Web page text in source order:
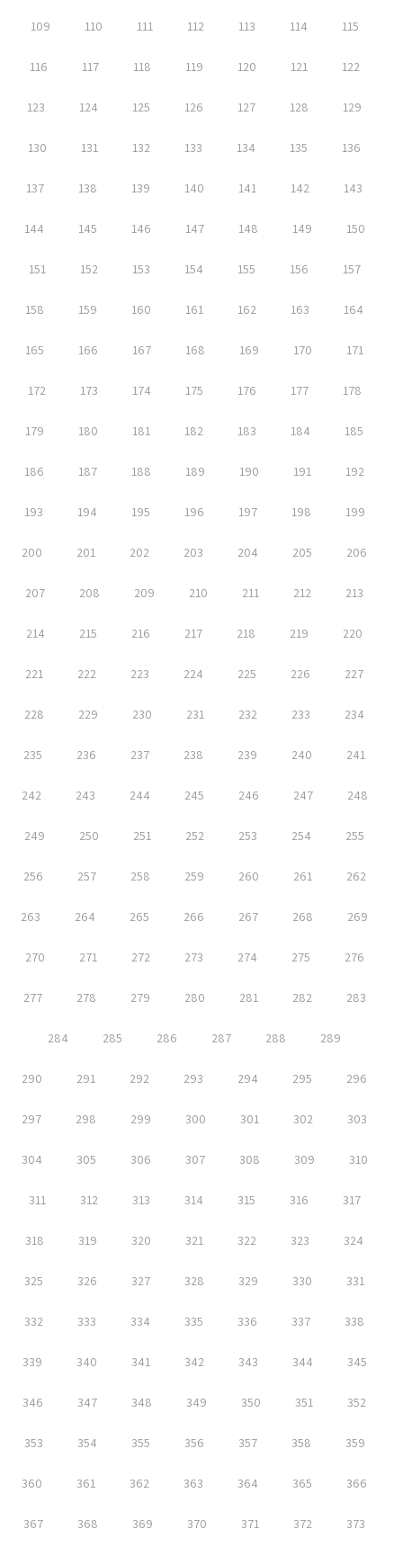
109 110 111 112 113 114 115
116 117 118 119 120 121 122
123 124 125 126 127 128 129
130 131 132 133 134 135 136
137 138 139 140 141 142 143
144 145 146 147 148 149 150
151 152 153 154 155 156 157
158 159 160 161 162 163 164
165 166 167 168 169 170 171
172 173 174 175 176 177 178
179 180 181 182 183 184 185
186 187 188 189 190 191 192
193 194 195 196 197 198 199
200 201 202 203 204 205 206
207 208 209 210 211 212 213
214 215 216 217 218 219 220
221 222 223 224 225 226 227
228 229 230 231 232 233 234
235 236 237 238 239 240 241
242 243 244 245 246 247 248
249 250 251 252 253 254 255
256 257 258 259 260 261 262
263 264 265 266 267 268 269
270 271 272 273 274 275 276
277 278 279 280 281 282 283
284 285 286 287 288 289
290 291 292 293 294 295 296
297 298 299 300 301 302 303
304 305 306 307 308 309 310
311 312 313 314 315 316 317
318 319 320 321 322 323 324
325 326 327 328 329 330 331
332 333 334 335 336 337 338
339 340 341 342 343 344 345
346 347 348 349 350 351 352
353 354 355 356 357 358 359
360 361 362 363 364 365 366
367 368 369 370 371 372 373